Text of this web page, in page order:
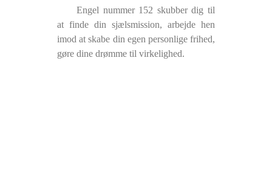
Engel nummer 152 skubber dig til
at finde din sjælsmission, arbejde hen
imod at skabe din egen personlige frihed,
gøre dine drømme til virkelighed.